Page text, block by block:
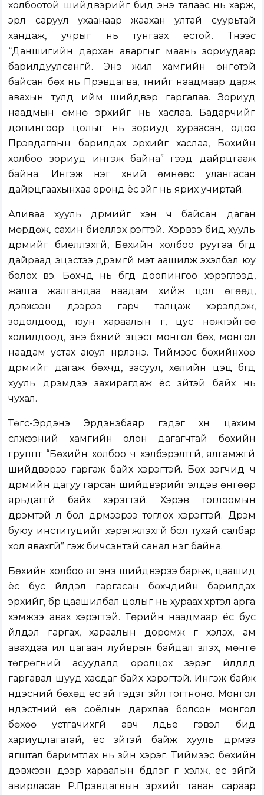
холбоотой шийдвэрийг бид энэ талаас нь харж,
эрүүл саруул ухаанаар жаахан ултай суурьтай
хандаж, учрыг нь тунгаах ёстой. Түүнээс
“Даншигийн дархан аваргыг маань зориудаар
барилдуулсангүй. Энэ жил хамгийн өнгөтэй
байсан бөх нь Пүрэвдагва, түүнийг наадмаар дарж
авахын тулд ийм шийдвэр гаргалаа. Зориуд
наадмын өмнө эрхийг нь хаслаа. Бадарчийг
допингоор цолыг нь зориуд хураасан, одоо
Пүрэвдагвын барилдах эрхийг хаслаа, Бөхийн
холбоо зориуд ингэж байна” гээд дайрцгааж
байна. Ингэж нэг хүний өмнөөс улангасан
дайрцгаахынхаа оронд ёс зүйг нь ярих учиртай.
Аливаа хууль дүрмийг хэн ч байсан даган
мөрдөж, сахин биелүүлэх үүрэгтэй. Хэрвээ бид хууль
дүрмийг биелүүлэхгүй, Бөхийн холбоо руугаа бүгд
дайраад эцэстээ дүрэмгүй мэт аашилж эхэлбэл юу
болох вэ. Бөхчүүд нь бүгд доопингоо хэрэглээд,
жалга жалгандаа наадам хийж цол өгөөд,
дэвжээн дээрээ гарч талцаж хэрэлдэж,
зодолдоод, юун хараалын үг, цус нөжтэйгөө
холилдоод, энэ бүхний эцэст монгол бөх, монгол
наадам устах аюул нүүрлэнэ. Тиймээс бөхийнхөө
дүрмийг дагаж бөхчүүд, засуул, хөлийн цэц бүгд
хууль дүрэмдээ захирагдаж ёс зүйтэй байх нь
чухал.
Төгс-Эрдэнэ Эрдэнэбаяр гэдэг хүн цахим
сүлжээний хамгийн олон дагагчтай бөхийн
группт “Бөхийн холбоо ч хэлбэрэлтгүй, ялгамжгүй
шийдвэрээ гаргаж байх хэрэгтэй. Бөх үзэгчид ч
дүрмийн дагуу гарсан шийдвэрийг элдэв өнгөөр
ярьдаггүй байх хэрэгтэй. Хэрэв тоглоомын
дүрэмтэй л бол дүрмээрээ тоглох хэрэгтэй. Дүрэм
буюу институцийг хэрэгжүүлэхгүй бол тухай салбар
хол явахгүй” гэж бичсэнтэй санал нэг байна.
Бөхийн холбоо яг энэ шийдвэрээ барьж, цаашид
ёс бус үйлдэл гаргасан бөхчүүдийн барилдах
эрхийг, бүр цаашилбал цолыг нь хураах хүртэл арга
хэмжээ авах хэрэгтэй. Төрийн наадмаар ёс бус
үйлдэл гаргах, хараалын доромж үг хэлэх, ам
авахдаа ил цагаан луйврын байдал үзүүлэх, мөнгө
төгрөгний асуудалд оролцох зэрэг үйлдлүүд
гаргавал шууд хасдаг байх хэрэгтэй. Ингэж байж
үндэсний бөхөд ёс зүй гэдэг зүйл тогтноно. Монгол
үндэстний өв соёлын дархлаа болсон монгол
бөхөө устгачихгүй авч үлдье гэвэл бид
хариуцлагатай, ёс зүйтэй байж хууль дүрмээ
ягштал баримтлах нь зүйн хэрэг. Тиймээс бөхийн
дэвжээн дээр хараалын бүдүүлэг үг хэлж, ёс зүйгүй
авирласан Р.Пүрэвдагвын эрхийг таван сараар